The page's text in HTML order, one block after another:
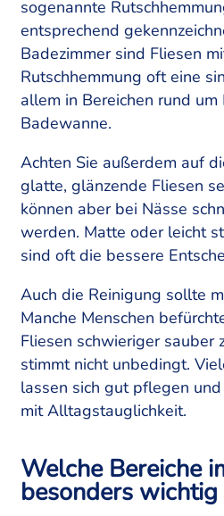
sogenannte
entsprechend
Badezimmer sind Fliesen
Rutschhemmung oft eine
allem in Bereichen rund um
Badewanne.
Achten Sie außerdem auf
glatte, glänzende Fliesen
können aber bei Nässe
werden. Matte oder leicht
sind oft die bessere
Auch die Reinigung sollte
Manche Menschen
Fliesen schwieriger sauber
stimmt nicht unbedingt.
lassen sich gut pflegen
mit Alltagstauglichkeit.
Welche Bereiche
besonders wichtig